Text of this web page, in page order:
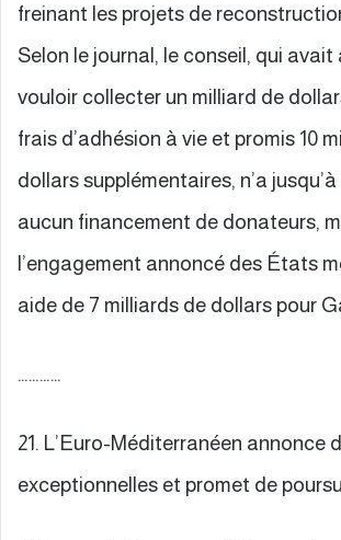
freinant les projets de
Selon le journal, le conseil, qui avait
vouloir collecter un milliard de
frais d’adhésion à vie et promis 10
dollars supplémentaires, n’a
aucun financement de donateurs,
l’engagement annoncé des États
aide de 7 milliards de dollars pour
…………
21. L’Euro-Méditerranéen annonce
exceptionnelles et promet de